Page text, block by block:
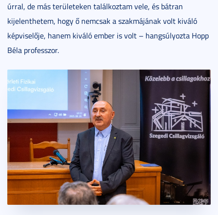
úrral, de más területeken találkoztam vele, és bátran
kijelenthetem, hogy ő nemcsak a szakmájának volt kiváló
képviselője, hanem kiváló ember is volt – hangsúlyozta Hopp
Béla professzor.